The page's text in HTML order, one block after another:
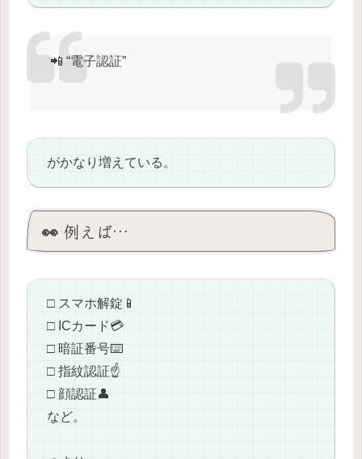
📲 “電子認証”
がかなり増えている。
👀 例えば…
□ スマホ解錠📱
□ ICカード💳
□ 暗証番号⌨️
□ 指紋認証☝️
□ 顔認証👤
など。